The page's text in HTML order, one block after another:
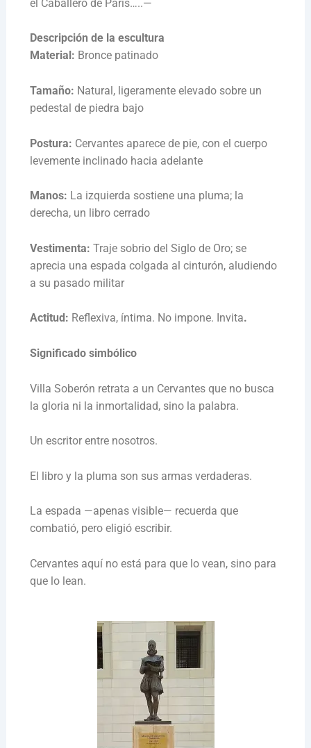
el Caballero de París…..—
Descripción de la escultura
Material: Bronce patinado
Tamaño: Natural, ligeramente elevado sobre un
pedestal de piedra bajo
Postura: Cervantes aparece de pie, con el cuerpo
levemente inclinado hacia adelante
Manos: La izquierda sostiene una pluma; la
derecha, un libro cerrado
Vestimenta: Traje sobrio del Siglo de Oro; se
aprecia una espada colgada al cinturón, aludiendo
a su pasado militar
Actitud: Reflexiva, íntima. No impone. Invita.
Significado simbólico
Villa Soberón retrata a un Cervantes que no busca
la gloria ni la inmortalidad, sino la palabra.
Un escritor entre nosotros.
El libro y la pluma son sus armas verdaderas.
La espada —apenas visible— recuerda que
combatió, pero eligió escribir.
Cervantes aquí no está para que lo vean, sino para
que lo lean.